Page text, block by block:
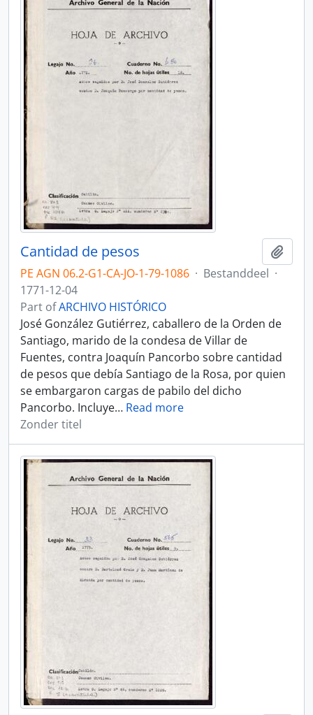
Cantidad de pesos
PE AGN 06.2-G1-CA-JO-1-79-1086 · Bestanddeel ·
1771-12-04
Part ofARCHIVO HISTÓRICO
José González Gutiérrez, caballero de la Orden de
Santiago, marido de la condesa de Villar de
Fuentes, contra Joaquín Pancorbo sobre cantidad
de pesos que debía Santiago de la Rosa, por quien
se embargaron cargas de pabilo del dicho
Pancorbo. Incluye… Read more
Zonder titel